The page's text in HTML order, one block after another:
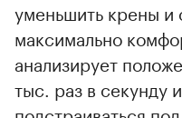
уменьшить крены и
максимально
анализирует
тыс. раз в секунду